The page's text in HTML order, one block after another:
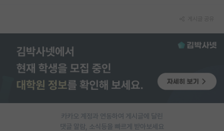
이벤트
반도체 아카데미
재팬라운지 🌸
카카오 계정과 연동하여 게시글에 달린
댓글 알람, 소식등을 빠르게 받아보세요